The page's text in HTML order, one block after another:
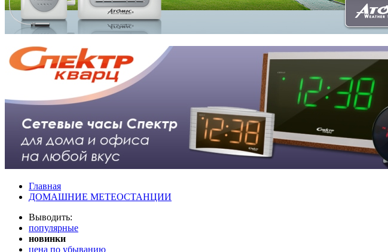
Главная
ДОМАШНИЕ МЕТЕОСТАНЦИИ
Выводить:
популярные
новинки
цена по убыванию